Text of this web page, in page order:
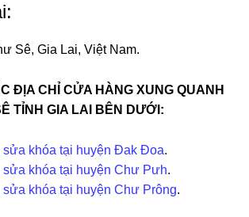
Sê, Gia Lai, Việt Nam.
ĐỊA CHỈ CỬA HÀNG XUNG QUANH
TỈNH GIA LAI BÊN DƯỚI:
sửa khóa tại huyện Đak Đoa.
khóa tại huyện Chư Pưh.
khóa tại huyện Chư Prông.